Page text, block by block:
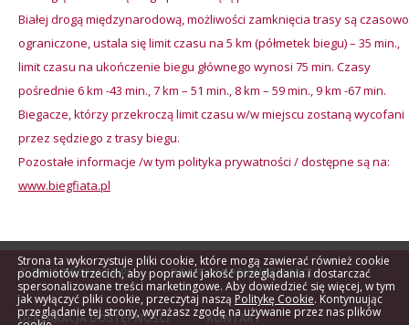
Białej drogą międzynarodową, możliwości zamknięcia trasy są czasowo
ograniczone, ustala się limit czasu na 5 km (półmetek biegu) – 35 min.,
limit czasu na ukończenie biegu głównego wynosi 75 min. Czasy
pośrednie 6 km -43 min., 7 km – 51 min., 8 km – 59 min., 9 km -67 min.
Biegacze, którzy przekroczą limit czasu w/w miejscu zostaną wycofani
przez sędziego z trasy biegu.
Pozostałe informacje /w tym polityka prywatności / dostępne są na:
www.biegfiata.pl
© 2014 BIEGFIATA.PL POLITYKA PRYWATNOŚCI
DEKLARACJA DOSTĘPNOŚCI KONTAKT
Strona ta wykorzystuje pliki cookie, które mogą zawierać również cookie
podmiotów trzecich, aby poprawić jakość przeglądania i dostarczać
spersonalizowane treści marketingowe. Aby dowiedzieć się więcej, w tym
jak wyłączyć pliki cookie, przeczytaj naszą Politykę Cookie. Kontynuując
przeglądanie tej strony, wyrażasz zgodę na używanie przez nas plików